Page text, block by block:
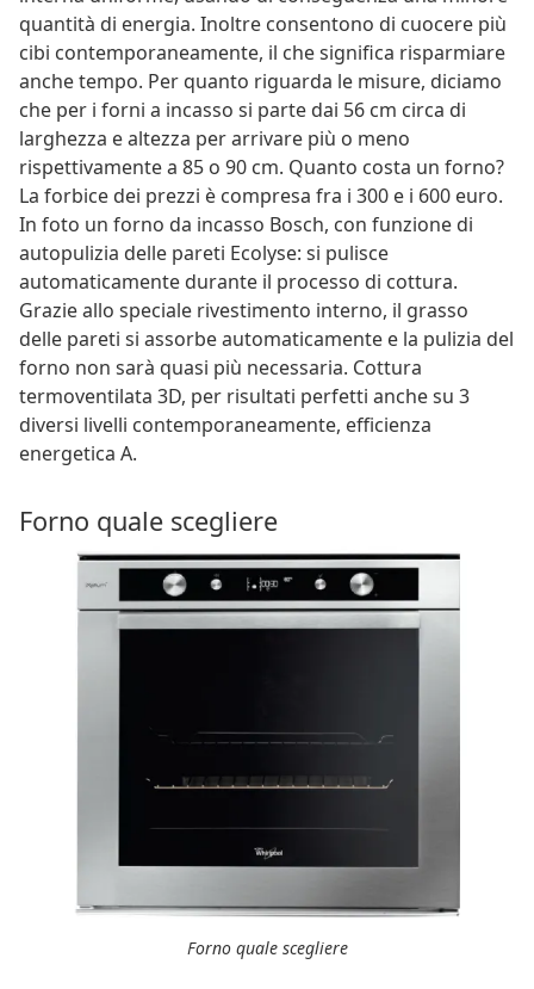
quantità di energia. Inoltre consentono di cuocere più
cibi contemporaneamente, il che significa risparmiare
anche tempo. Per quanto riguarda le misure, diciamo
che per i forni a incasso si parte dai 56 cm circa di
larghezza e altezza per arrivare più o meno
rispettivamente a 85 o 90 cm. Quanto costa un forno?
La forbice dei prezzi è compresa fra i 300 e i 600 euro.
In foto un forno da incasso Bosch, con funzione di
autopulizia delle pareti Ecolyse: si pulisce
automaticamente durante il processo di cottura.
Grazie allo speciale rivestimento interno, il grasso
delle pareti si assorbe automaticamente e la pulizia del
forno non sarà quasi più necessaria. Cottura
termoventilata 3D, per risultati perfetti anche su 3
diversi livelli contemporaneamente, efficienza
energetica A.
Forno quale scegliere
Forno quale scegliere